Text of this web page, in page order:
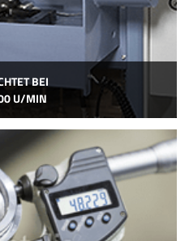
BEI
U/MIN